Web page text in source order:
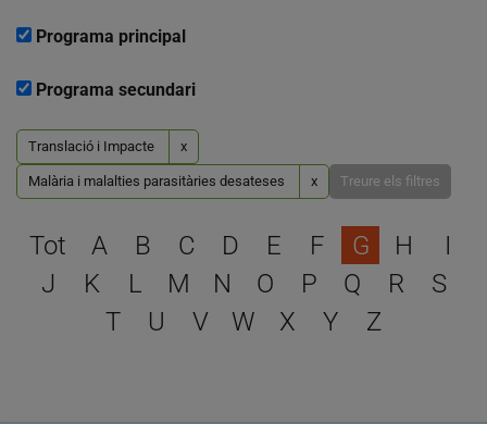
Programa principal
Programa secundari
Translació i Impacte x
Malària i malalties parasitàries desateses x Treure els filtres
Escull una lletra per filtrar
Tot A B C D E F G H
I
J
K L M N O P Q R
S
T
U V W X Y Z